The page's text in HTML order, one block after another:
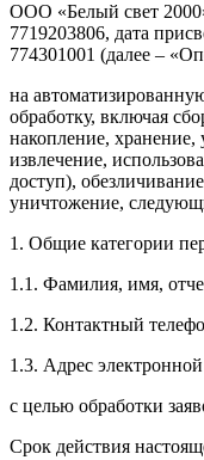
ООО «Белый свет
7719203806, дата
774301001 (далее –
на
обработку, включая
накопление, хранение,
извлечение,
доступ),
уничтожение,
1. Общие категории
1.1. Фамилия, имя,
1.2. Контактный
1.3. Адрес
с целью обработки
Срок действия